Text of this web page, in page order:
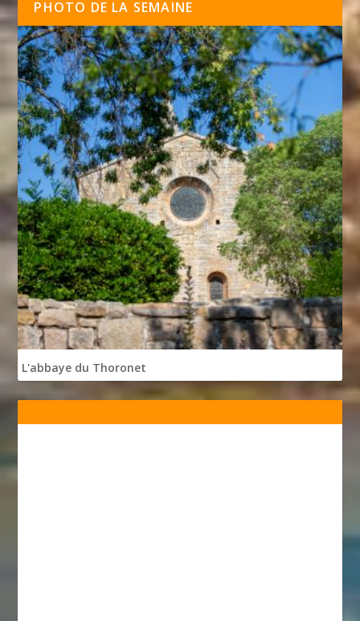
PHOTO DE LA SEMAINE
L'abbaye du Thoronet